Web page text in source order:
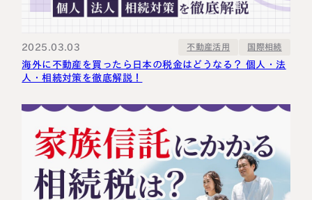
2025.03.03 不動産活用 国際相続
海外に不動産を買ったら日本の税金はどうなる？ 個人・法
人・相続対策を徹底解説！